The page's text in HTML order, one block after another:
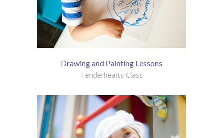
Drawing and Painting Lessons
Tenderhearts Class